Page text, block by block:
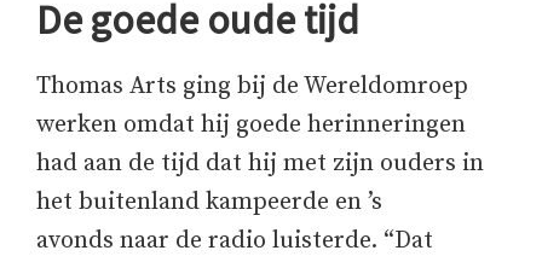
De goede oude tijd
Thomas Arts ging bij de Wereldomroep
werken omdat hij goede herinneringen
had aan de tijd dat hij met zijn ouders in
het buitenland kampeerde en ’s
avonds naar de radio luisterde. “Dat